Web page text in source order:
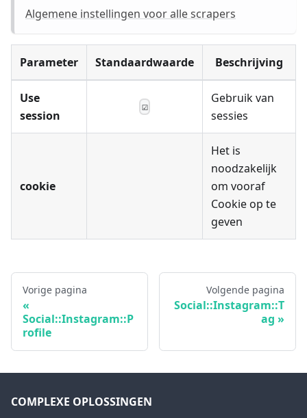
Algemene instellingen voor alle scrapers
Parameter Standaardwaarde Beschrijving
Use
session
☑
Gebruik van
sessies
cookie
Het is
noodzakelijk
om vooraf
Cookie op te
geven
Vorige pagina
Social::Instagram::P
rofile
Volgende pagina
Social::Instagram::T
ag
COMPLEXE OPLOSSINGEN